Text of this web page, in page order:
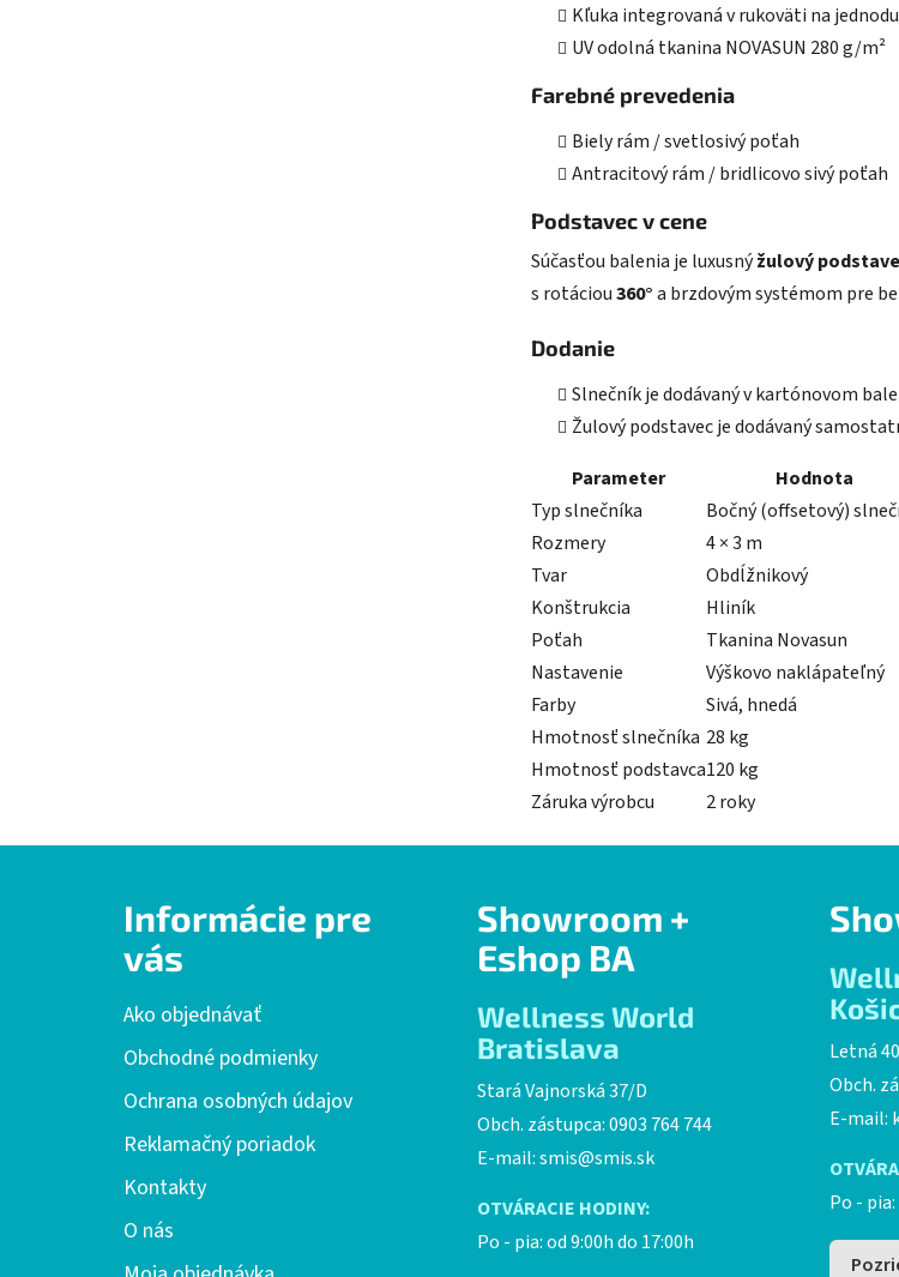
Kľuka integrovaná v rukoväti na
UV odolná tkanina NOVASUN 280 g/m²
Farebné prevedenia
Biely rám / svetlosivý poťah
Antracitový rám / bridlicovo sivý poťah
Podstavec v cene
Súčasťou balenia je luxusnýžulový
s rotáciou360°a brzdovým systémom pre
Dodanie
Slnečník je dodávaný v kartónovom
Žulový podstavec je dodávaný
Parameter
Hodnota
Typ slnečníka
Bočný (offsetový)
Rozmery
4 × 3 m
Tvar
Obdĺžnikový
Konštrukcia
Hliník
Poťah
Tkanina Novasun
Nastavenie
Výškovo naklápateľný
Farby
Sivá, hnedá
Hmotnosť slnečníka 28 kg
Hmotnosť podstavca120 kg
Záruka výrobcu
2 roky
Informácie pre
vás
Ako objednávať
Obchodné podmienky
Ochrana osobných údajov
Reklamačný poriadok
Kontakty
O nás
Showroom +
Eshop BA
Wellness World
Bratislava
Stará Vajnorská 37/D
Obch. zástupca: 0903 764 744
E-mail:smis@smis.sk
OTVÁRACIE HODINY:
Po - pia: od 9:00h do 17:00h
Letná 40
Obch.
E-mail:
Po -